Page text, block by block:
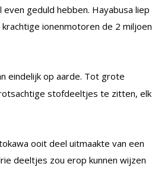
geduld hebben. Hayabusa liep
ionenmotoren de 2 miljoen
eindelijk op aarde. Tot grote
stofdeeltjes te zitten, elk
ooit deel uitmaakte van een
deeltjes zou erop kunnen wijzen